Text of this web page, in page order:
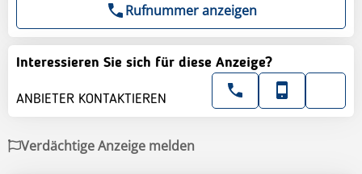
Rufnummer anzeigen
Interessieren Sie sich für diese Anzeige?
ANBIETER KONTAKTIEREN
Verdächtige Anzeige melden